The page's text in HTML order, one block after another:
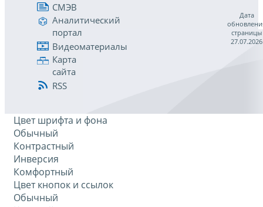
СМЭВ
Аналитический
портал
Видеоматериалы
Карта
сайта
RSS
Дата
страницы
27.07.2026
Цвет шрифта и фона
Обычный
Контрастный
Инверсия
Комфортный
Цвет кнопок и ссылок
Обычный